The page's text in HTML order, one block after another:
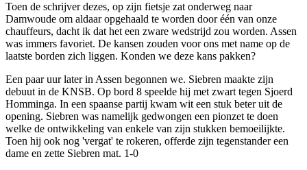
Toen de schrijver dezes, op zijn fietsje zat onderweg naar
Damwoude om aldaar opgehaald te worden door één van onze
chauffeurs, dacht ik dat het een zware wedstrijd zou worden. Assen
was immers favoriet. De kansen zouden voor ons met name op de
laatste borden zich liggen. Konden we deze kans pakken?
Een paar uur later in Assen begonnen we. Siebren maakte zijn
debuut in de KNSB. Op bord 8 speelde hij met zwart tegen Sjoerd
Homminga. In een spaanse partij kwam wit een stuk beter uit de
opening. Siebren was namelijk gedwongen een pionzet te doen
welke de ontwikkeling van enkele van zijn stukken bemoeilijkte.
Toen hij ook nog 'vergat' te rokeren, offerde zijn tegenstander een
dame en zette Siebren mat. 1-0